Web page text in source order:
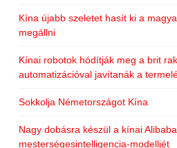
Kína újabb szeletet hasít ki a
megállni
Kínai robotok hódítják meg a brit
automatizációval javítanák a
Sokkolja Németországot Kína
Nagy dobásra készül a kínai
mesterségesintelligencia-modelljét